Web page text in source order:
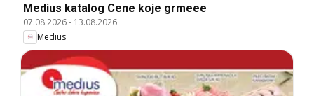
Medius katalog Cene koje grmeee
07.08.2026- 13.08.2026
Medius